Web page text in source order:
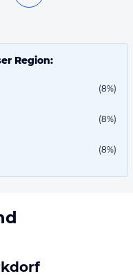
Region:
(8%)
(8%)
(8%)